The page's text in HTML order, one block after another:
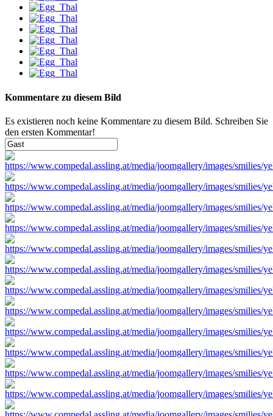
Kommentare zu diesem Bild
Es existieren noch keine Kommentare zu diesem Bild. Schreiben Sie
den ersten Kommentar!